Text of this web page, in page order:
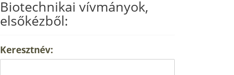
Biotechnikai vívmányok,
elsőkézből:
Keresztnév: